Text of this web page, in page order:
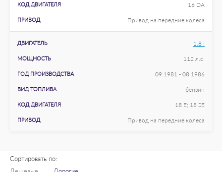
КОД ДВИГАТЕЛЯ 16 DA
ПРИВОД Привод на передние колеса
ДВИГАТЕЛЬ 1.8 i
МОЩНОСТЬ 112 л.с.
ГОД ПРОИЗВОДСТВА 09.1981 - 08.1986
ВИД ТОПЛИВА бензин
КОД ДВИГАТЕЛЯ 18 E; 18 SE
ПРИВОД Привод на передние колеса
Сортировать по: